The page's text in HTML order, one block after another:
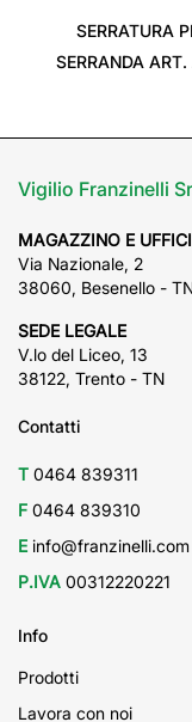
SERRATURA
SERRANDA ART.
Vigilio Franzinelli
MAGAZZINO E UFFICI
Via Nazionale, 2
38060, Besenello -
SEDE LEGALE
V.lo del Liceo, 13
38122, Trento - TN
Contatti
T 0464 839311
F 0464 839310
E info@franzinelli.com
P.IVA 00312220221
Info
Prodotti
Lavora con noi